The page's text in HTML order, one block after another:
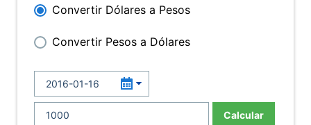
Convertir Dólares a Pesos
Convertir Pesos a Dólares
Calcular